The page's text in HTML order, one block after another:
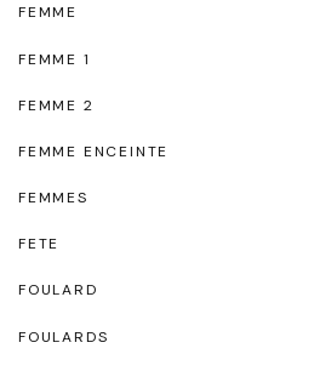
FEMME
FEMME 1
FEMME 2
FEMME ENCEINTE
FEMMES
FETE
FOULARD
FOULARDS